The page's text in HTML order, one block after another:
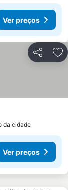
Ver preços
Partilhar
da cidade
Ver preços